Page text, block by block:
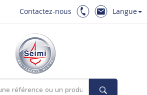
Contactez-nous Langue